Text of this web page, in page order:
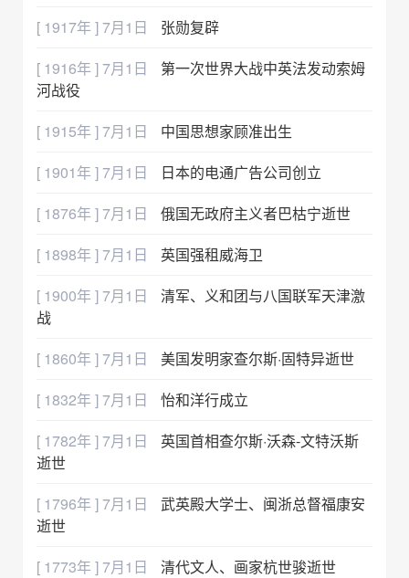
[ 1917年 ] 7月1日
张勋复辟
[ 1916年 ] 7月1日
第一次世界大战中英法发动索姆
河战役
[ 1915年 ] 7月1日
中国思想家顾准出生
[ 1901年 ] 7月1日
日本的电通广告公司创立
[ 1876年 ] 7月1日
俄国无政府主义者巴枯宁逝世
[ 1898年 ] 7月1日
英国强租威海卫
[ 1900年 ] 7月1日
清军、义和团与八国联军天津激
战
[ 1860年 ] 7月1日
美国发明家查尔斯·固特异逝世
[ 1832年 ] 7月1日
怡和洋行成立
[ 1782年 ] 7月1日
英国首相查尔斯·沃森-文特沃斯
逝世
[ 1796年 ] 7月1日
武英殿大学士、闽浙总督福康安
逝世
[ 1773年 ] 7月1日
清代文人、画家杭世骏逝世